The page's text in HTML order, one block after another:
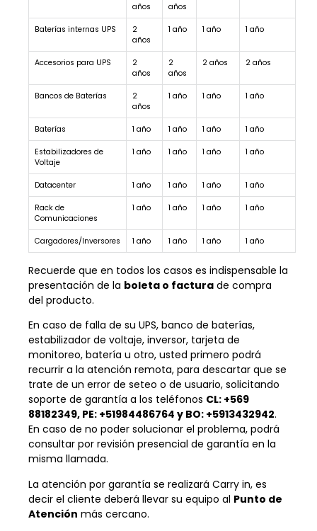
años
años
Baterías internas UPS
2
años
1 año 1 año 1 año
Accesorios para UPS
2
años
2
años
2 años 2 años
Bancos de Baterías
2
años
1 año 1 año 1 año
Baterías 1 año 1 año 1 año 1 año
Estabilizadores de
Voltaje
1 año 1 año 1 año 1 año
Datacenter 1 año 1 año 1 año 1 año
Rack de
Comunicaciones
1 año 1 año 1 año 1 año
Cargadores/Inversores 1 año 1 año 1 año 1 año
Recuerde que en todos los casos es indispensable la
presentación de la boleta o factura de compra
del producto.
En caso de falla de su UPS, banco de baterías,
estabilizador de voltaje, inversor, tarjeta de
monitoreo, batería u otro, usted primero podrá
recurrir a la atención remota, para descartar que se
trate de un error de seteo o de usuario, solicitando
soporte de garantía a los teléfonos CL: +569
88182349, PE: +51984486764 y BO: +5913432942.
En caso de no poder solucionar el problema, podrá
consultar por revisión presencial de garantía en la
misma llamada.
La atención por garantía se realizará Carry in, es
decir el cliente deberá llevar su equipo al Punto de
Atención más cercano.